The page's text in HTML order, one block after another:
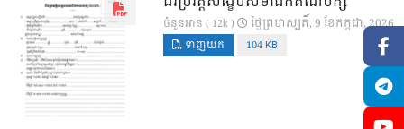
ចំនួនអាន ( 12k ) ថ្ងៃ​ព្រហស្បតិ៍, 9 ខែ​កក្កដា, 2026
ទាញយក 104 KB